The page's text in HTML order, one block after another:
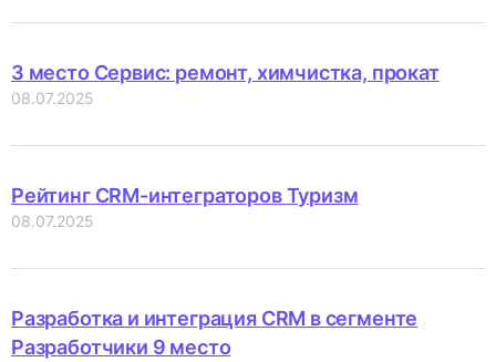
3 место Сервис: ремонт, химчистка, прокат
08.07.2025
Рейтинг CRM-интеграторов Туризм
08.07.2025
Разработка и интеграция CRM в сегменте
Разработчики 9 место